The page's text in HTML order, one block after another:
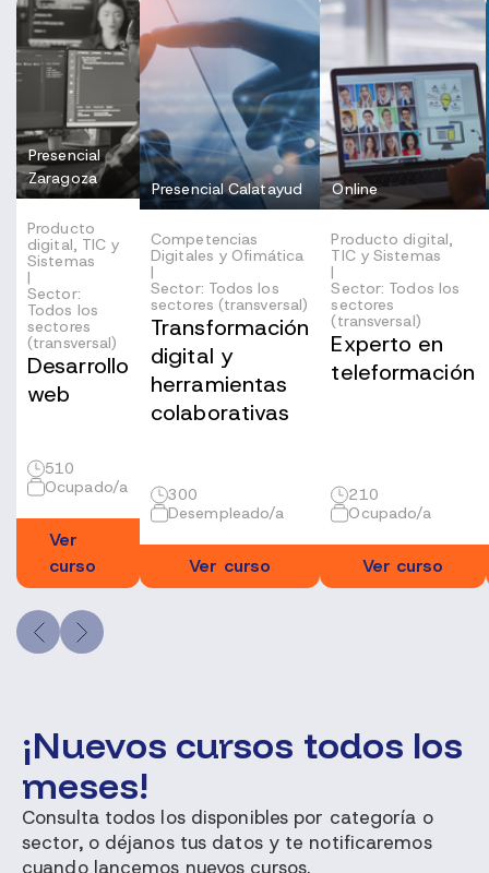
Presencial
Zaragoza
Producto
digital, TIC y
Sistemas
|
Sector:
Todos los
sectores
(transversal)
Desarrollo
web
510
Ocupado/a
Ver
curso
Presencial Calatayud
Competencias
Digitales y Ofimática
|
Sector: Todos los
sectores (transversal)
Transformación
digital y
herramientas
colaborativas
300
Desempleado/a
Ver curso
Online
Producto digital,
TIC y Sistemas
|
Sector: Todos los
sectores
(transversal)
Experto en
teleformación
210
Ocupado/a
Ver curso
¡Nuevos cursos todos los
meses!
Consulta todos los disponibles por categoría o
sector, o déjanos tus datos y te notificaremos
cuando lancemos nuevos cursos.